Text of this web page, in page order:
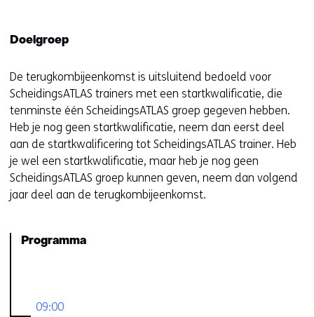
r
w
i
j
s
t
n
a
Doelgroep
De terugkombijeenkomst is uitsluitend bedoeld voor
ScheidingsATLAS trainers met een startkwalificatie, die
tenminste één ScheidingsATLAS groep gegeven hebben.
Heb je nog geen startkwalificatie, neem dan eerst deel
aan de startkwalificering tot ScheidingsATLAS trainer. Heb
je wel een startkwalificatie, maar heb je nog geen
ScheidingsATLAS groep kunnen geven, neem dan volgend
jaar deel aan de terugkombijeenkomst.
Programma
09:00